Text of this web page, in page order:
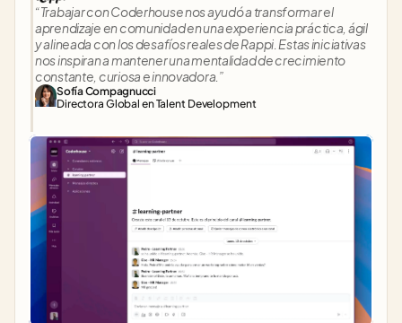
“Trabajar con Coderhouse nos ayudó a transformar el
aprendizaje en comunidad en una experiencia práctica, ágil
y alineada con los desafíos reales de Rappi. Estas iniciativas
nos inspiran a mantener una mentalidad de crecimiento
constante, curiosa e innovadora.”
Sofía Compagnucci
Directora Global en Talent Development